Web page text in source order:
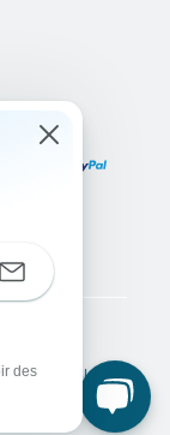
Cookies
des